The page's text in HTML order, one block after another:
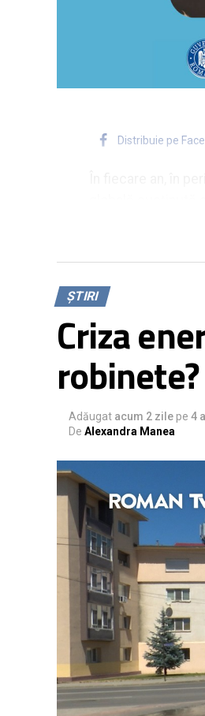
Distribuie pe
globală susținută
numeroase țări și
pentru un
importanța
protejarea,
dezvoltarea
mamelor pentru a
Alăptarea
beneficii
Pentru copil,
zaharat de tip 2)
de protecție
Sănătății
alăptării,
peste această
Beneficiile
naștere,
cancerului
Laptele matern
nu pot fi
ȘTIRI
Criza
robinete?
Adăugat acum 2 zile pe 4
De Alexandra Manea